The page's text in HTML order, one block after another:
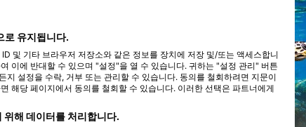
Alamy-WaterFrame Shutterstock-Andrey Armyagov
로 유지됩니다.
및 기타 브라우저 저장소와 같은 정보를 장치에 저장 및/또는 액세스합니
이에 반대할 수 있으며 "설정"을 열 수 있습니다. 귀하는 "설정 관리" 버튼
설정을 수락, 거부 또는 관리할 수 있습니다. 동의를 철회하려면 지문이
해당 페이지에서 동의를 철회할 수 있습니다. 이러한 선택은 파트너에게
위해 데이터를 처리합니다.